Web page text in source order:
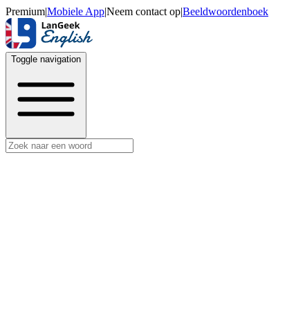
Premium|Mobiele App|Neem contact op|Beeldwoordenboek
Toggle navigation